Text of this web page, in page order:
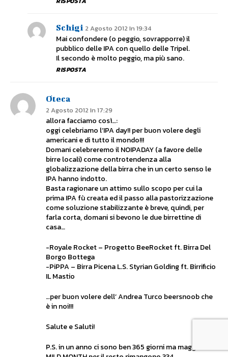
Schigi 2 Agosto 2012 In 19:34
Mai confondere (o peggio, sovrapporre) il
pubblico delle IPA con quello delle Tripel.
Il secondo è molto peggio, ma più sano.
RISPOSTA
Oteca
2 Agosto 2012 In 17:29
allora facciamo così…:
oggi celebriamo l’IPA day!! per buon volere degli
americani e di tutto il mondo!!!
Domani celebreremo il NOIPADAY (a favore delle
birre locali) come controtendenza alla
globalizzazione della birra che in un certo senso le
IPA hanno indotto.
Basta ragionare un attimo sullo scopo per cui la
prima IPA fù creata ed il passo alla pastorizzazione
come soluzione stabilizzante è breve, quindi, per
farla corta, domani si bevono le due birrettine di
casa…
-Royale Rocket – Progetto BeeRocket ft. Birra Del
Borgo Bottega
-PiPPA – Birra Picena L.S. Styrian Golding ft. Birrificio
IL Mastio
…per buon volere dell’ Andrea Turco beersnoob che
è in noi!!!
Salute e Saluti!
P.S. in un anno ci sono ben 365 giorni ma maggio è il